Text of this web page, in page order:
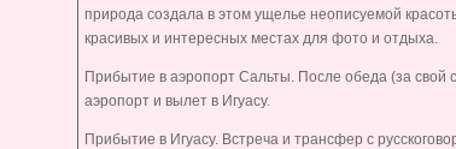
природа создала в этом ущелье неописуемой
красивых и интересных местах для фото и отдыха.
Прибытие в аэропорт Сальты. После обеда (за свой
аэропорт и вылет в Игуасу.
Прибытие в Игуасу. Встреча и трансфер с